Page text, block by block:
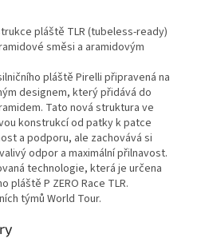
pláště TLR (tubeless-ready)
směsi a aramidovým
pláště Pirelli připravená na
designem, který přidává do
Tato nová struktura ve
konstrukcí od patky k patce
a podporu, ale zachovává si
odpor a maximální přilnavost.
technologie, která je určena
P ZERO Race TLR.
týmů World Tour.